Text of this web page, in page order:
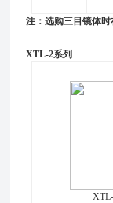
注：选购三目镜体
XTL-2系列